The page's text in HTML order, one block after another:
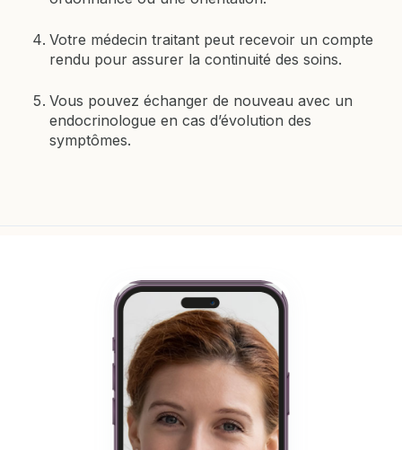
Votre médecin traitant peut recevoir un compte
rendu pour assurer la continuité des soins.
Vous pouvez échanger de nouveau avec un
endocrinologue en cas d’évolution des
symptômes.